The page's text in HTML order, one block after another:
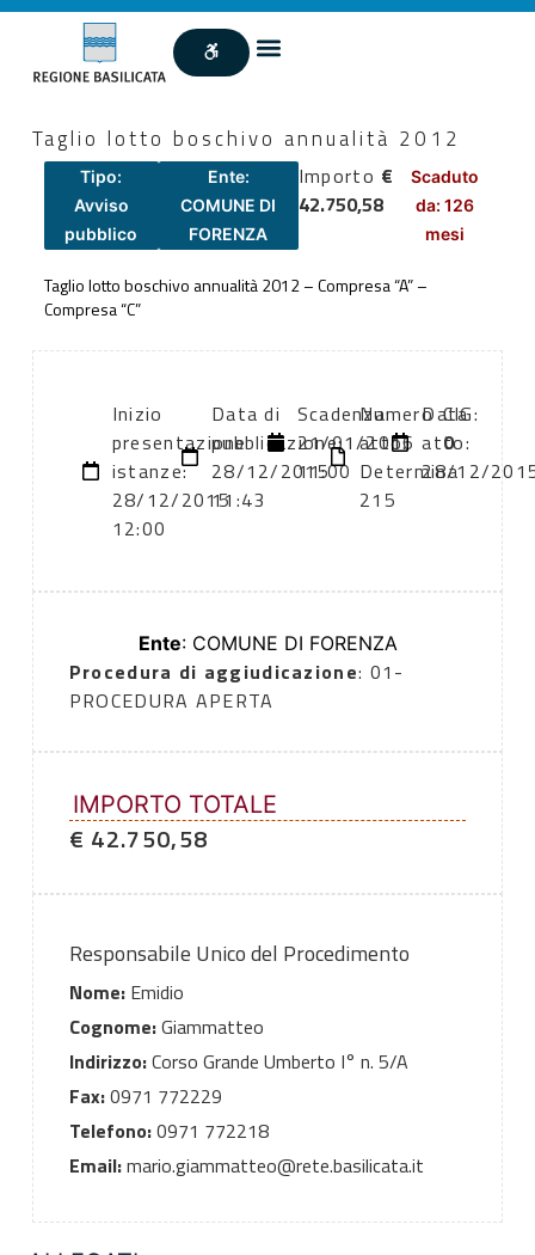
Taglio lotto boschivo annualità 2012
Tipo:
Avviso
pubblico
Ente:
COMUNE DI
FORENZA
Importo €
42.750,58
Scaduto
da: 126
mesi
Taglio lotto boschivo annualità 2012 – Compresa “A” –
Compresa “C”
Inizio
presentazione
istanze:
28/12/2015
12:00
Data di
pubblicazione:
28/12/2015
11:43
Scadenza:
21/01/2016
11:00
Numero
atto:
Determina
215
Data
atto:
28/12/
CIG:
0
Ente: COMUNE DI FORENZA
Procedura di aggiudicazione: 01-
PROCEDURA APERTA
IMPORTO TOTALE
€ 42.750,58
Responsabile Unico del Procedimento
Nome:Emidio
Cognome:Giammatteo
Indirizzo:Corso Grande Umberto I° n. 5/A
Fax:0971 772229
Telefono:0971 772218
Email:mario.giammatteo@rete.basilicata.it